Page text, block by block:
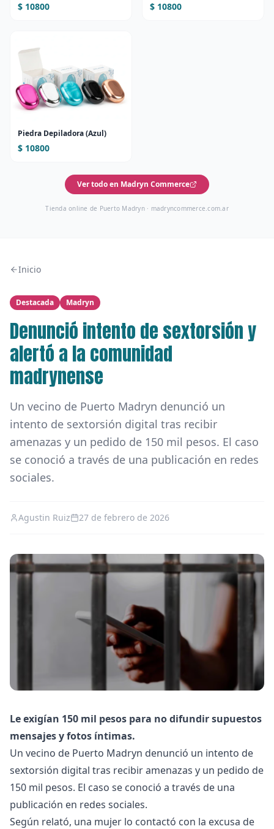
$ 10800 $ 10800
Piedra Depiladora (Azul)
$ 10800
Ver todo en Madryn Commerce
Tienda online de Puerto Madryn · madryncommerce.com.ar
Inicio
Destacada Madryn
Denunció intento de sextorsión y
alertó a la comunidad
madrynense
Un vecino de Puerto Madryn denunció un
intento de sextorsión digital tras recibir
amenazas y un pedido de 150 mil pesos. El caso
se conoció a través de una publicación en redes
sociales.
Agustin Ruiz 27 de febrero de 2026
Le exigían 150 mil pesos para no difundir supuestos
mensajes y fotos íntimas.
Un vecino de Puerto Madryn denunció un intento de
sextorsión digital tras recibir amenazas y un pedido de
150 mil pesos. El caso se conoció a través de una
publicación en redes sociales.
Según relató, una mujer lo contactó con la excusa de